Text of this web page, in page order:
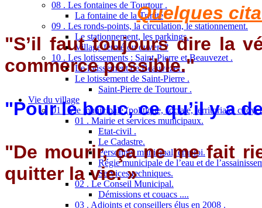
08 . Les fontaines de Tourtour .
La fontaine de la Trinité
09 . Les ronds-points, la circulation, le stationnement.
Le stationnement, les parkings.
Village fermé ou ouvert ?
10 . Les lotissements : Saint-Pierre et Beauvezet .
Le lotissement de Beauvezet .
Le lotissement de Saint-Pierre .
Saint-Pierre de Tourtour .
Vie du village
01 . Vie municipale (politique, sociale, territoriale,
01 . Mairie et services municipaux.
Etat-civil .
Le Cadastre.
Personnel municipal, emploi.
Régie municipale de l’eau et de
Services techniques.
02 . Le Conseil Municipal.
Démissions et couacs ....
03 . Adjoints et conseillers élus en 2008 .
Quelques
"S’il faut toujours dire la
commerce possible."
"Pour le bouc, ce qu’il y a
"De mourir, ça ne me fait
quitter la vie. »